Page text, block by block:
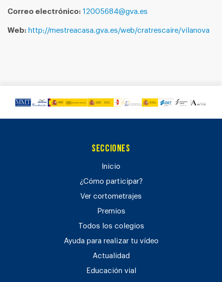
Correo electrónico: 12005684@gva.es
Web: http://mestreacasa.gva.es/web/cratrescaire/vilanova
Secciones
Inicio
¿Cómo participar?
Ver cortometrajes
Premios
Todos los colegios
Ayuda para realizar tu vídeo
Actualidad
Educación vial